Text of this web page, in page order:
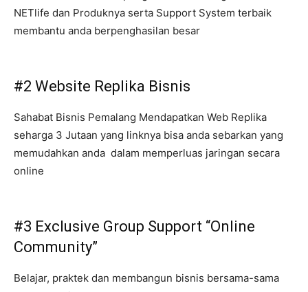
NETlife dan Produknya serta Support System terbaik
membantu anda berpenghasilan besar
#2 Website Replika Bisnis
Sahabat Bisnis Pemalang Mendapatkan Web Replika
seharga 3 Jutaan yang linknya bisa anda sebarkan yang
memudahkan anda dalam memperluas jaringan secara
online
#3 Exclusive Group Support “Online
Community”
Belajar, praktek dan membangun bisnis bersama-sama